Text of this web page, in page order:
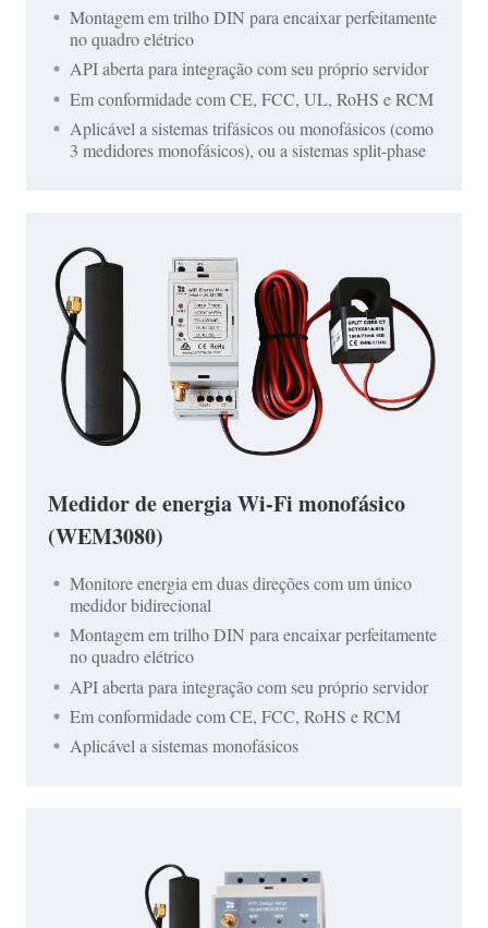
Montagem em trilho DIN para encaixar perfeitamente
no quadro elétrico
API aberta para integração com seu próprio servidor
Em conformidade com CE, FCC, UL, RoHS e RCM
Aplicável a sistemas trifásicos ou monofásicos (como
3 medidores monofásicos), ou a sistemas split-phase
Medidor de energia Wi-Fi monofásico
(WEM3080)
Monitore energia em duas direções com um único
medidor bidirecional
Montagem em trilho DIN para encaixar perfeitamente
no quadro elétrico
API aberta para integração com seu próprio servidor
Em conformidade com CE, FCC, RoHS e RCM
Aplicável a sistemas monofásicos